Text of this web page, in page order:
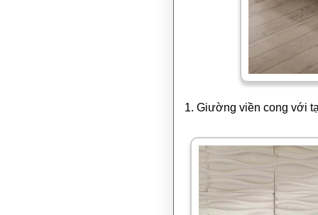
1. Giường viền cong với